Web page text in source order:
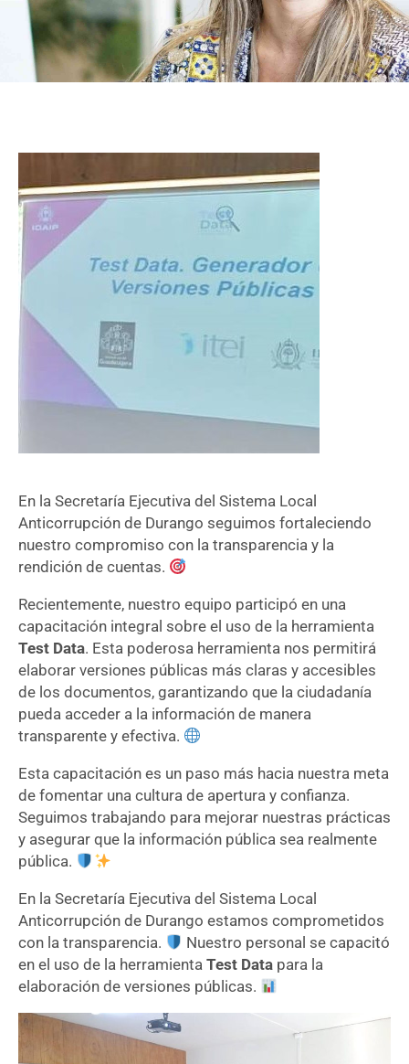
En la Secretaría Ejecutiva del Sistema Local
Anticorrupción de Durango seguimos fortaleciendo
nuestro compromiso con la transparencia y la
rendición de cuentas.
Recientemente, nuestro equipo participó en una
capacitación integral sobre el uso de la herramienta
Test Data. Esta poderosa herramienta nos permitirá
elaborar versiones públicas más claras y accesibles
de los documentos, garantizando que la ciudadanía
pueda acceder a la información de manera
transparente y efectiva.
Esta capacitación es un paso más hacia nuestra meta
de fomentar una cultura de apertura y confianza.
Seguimos trabajando para mejorar nuestras prácticas
y asegurar que la información pública sea realmente
pública.
En la Secretaría Ejecutiva del Sistema Local
Anticorrupción de Durango estamos comprometidos
con la transparencia.
Nuestro personal se capacitó
en el uso de la herramienta Test Data para la
elaboración de versiones públicas.